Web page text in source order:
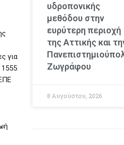
για
υδροπονικής
μεθόδου στην
ευρύτερη περιοχή
της Αττικής και
Ζωγράφου
8 Αυγούστου, 2026